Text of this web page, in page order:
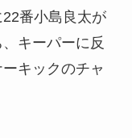
番小島良太が
キーパーに反
キックのチャ